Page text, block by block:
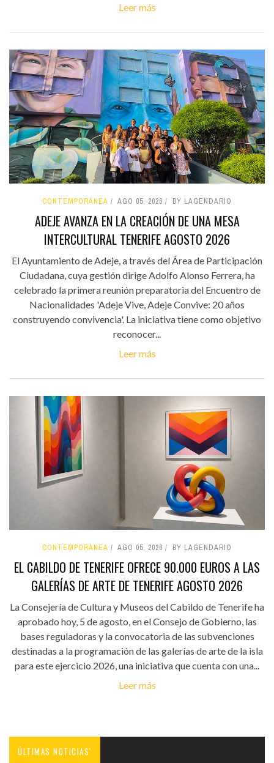
Leer más
CONTEMPORÁNEA AGO 05, 2026 BY LAGENDARIO
ADEJE AVANZA EN LA CREACIÓN DE UNA MESA
INTERCULTURAL TENERIFE AGOSTO 2026
El Ayuntamiento de Adeje, a través del Área de Participación
Ciudadana, cuya gestión dirige Adolfo Alonso Ferrera, ha
celebrado la primera reunión preparatoria del Encuentro de
Nacionalidades 'Adeje Vive, Adeje Convive: 20 años
construyendo convivencia'. La iniciativa tiene como objetivo
reconocer...
Leer más
CONTEMPORÁNEA AGO 05, 2026 BY LAGENDARIO
EL CABILDO DE TENERIFE OFRECE 90.000 EUROS A LAS
GALERÍAS DE ARTE DE TENERIFE AGOSTO 2026
La Consejería de Cultura y Museos del Cabildo de Tenerife ha
aprobado hoy, 5 de agosto, en el Consejo de Gobierno, las
bases reguladoras y la convocatoria de las subvenciones
destinadas a la programación de las galerías de arte de la isla
para este ejercicio 2026, una iniciativa que cuenta con una...
Leer más
ÚLTIMAS NOTICIAS'